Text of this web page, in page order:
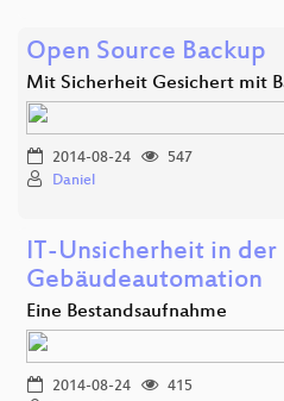
Open Source Backup
Mit Sicherheit Gesichert mit
2014-08-24
547
Daniel
IT-Unsicherheit in der
Gebäudeautomation
Eine Bestandsaufnahme
2014-08-24
415